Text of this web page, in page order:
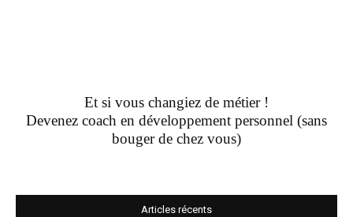
Et si vous changiez de métier !
Devenez coach en développement personnel (sans
bouger de chez vous)
Articles récents